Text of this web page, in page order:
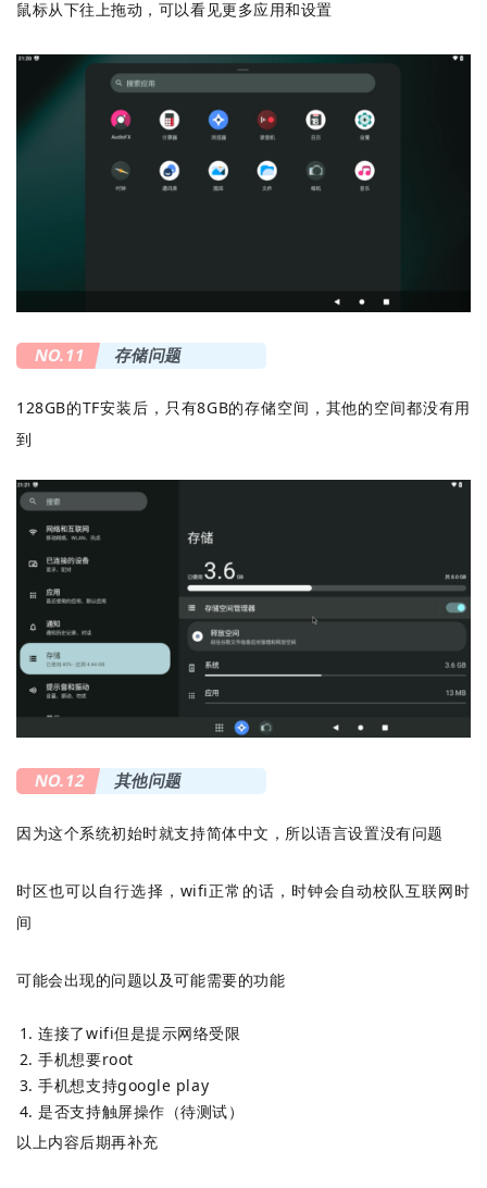
鼠标从下往上拖动，可以看见更多应用和设置
NO.11 存储问题
128GB的TF安装后，只有8GB的存储空间，其他的空间都没有用
到
NO.12 其他问题
因为这个系统初始时就支持简体中文，所以语言设置没有问题
时区也可以自行选择，wifi正常的话，时钟会自动校队互联网时
间
可能会出现的问题以及可能需要的功能
连接了wifi但是提示网络受限
手机想要root
手机想支持google play
是否支持触屏操作（待测试）
以上内容后期再补充